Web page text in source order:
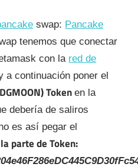
swap: Pancake
tenemos que conectar
con la red de
a continuación poner el
Token en la
debería de saliros
es así pegar el
parte de Token: